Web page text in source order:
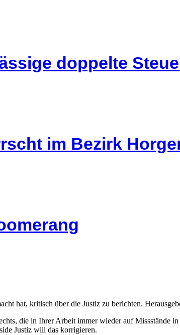
doppelte
im Bezirk
hat, kritisch über die Justiz zu berichten.
die in Ihrer Arbeit immer wieder auf Missstände
Justiz will das korrigieren.